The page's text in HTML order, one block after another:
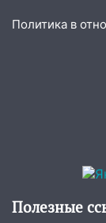
пилотным
области
В
новых
Политика в
Полезные